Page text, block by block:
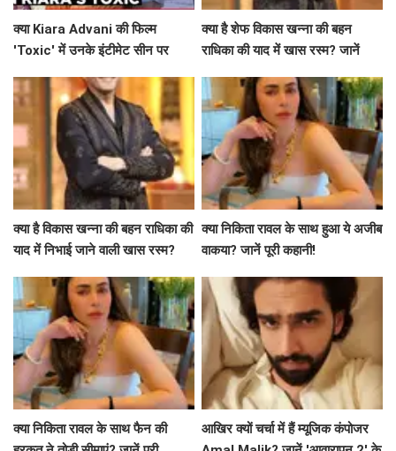
क्या Kiara Advani की फिल्म
'Toxic' में उनके इंटीमेट सीन पर
है खास?
क्या है शेफ विकास खन्ना की बहन
राधिका की याद में खास रस्म? जानें
क्या है विकास खन्ना की बहन राधिका की
याद में निभाई जाने वाली खास रस्म?
क्या निकिता रावल के साथ हुआ ये अजीब
वाकया? जानें पूरी कहानी!
क्या निकिता रावल के साथ फैन की
आखिर क्यों चर्चा में हैं म्यूजिक कंपोजर